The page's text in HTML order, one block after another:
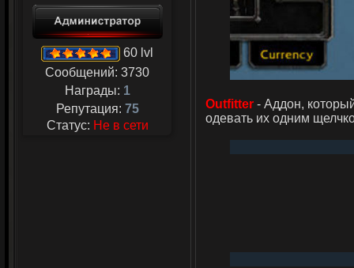
60 lvl
Сообщений: 3730
Награды: 1
Репутация: 75
Статус: Не в сети
Outfitter - Аддон,
одевать их одним